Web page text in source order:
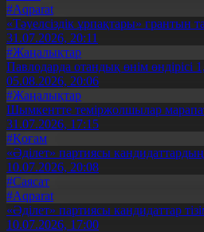
#Aqparat
«Тәуелсіздік ұрпақтары»
31.07.2026, 20:11
#Жаңалықтар
Павлодарда отандық өнім өндірісі
05.08.2026, 20:06
#Жаңалықтар
Шымкентте теміржолшылар
31.07.2026, 17:15
#Қоғам
«Әділет» партиясы кандидаттардың
10.07.2026, 20:08
#Саясат
#Aqparat
«Әділет» партиясы кандидаттар
10.07.2026, 17:00